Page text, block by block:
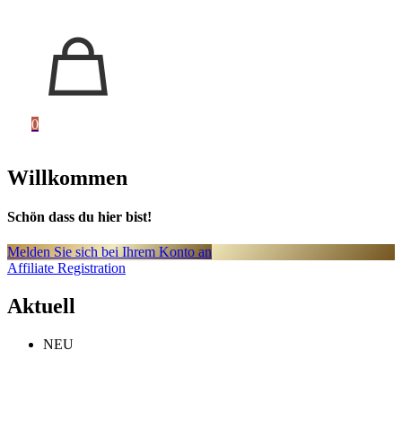
0
Willkommen
Schön dass du hier bist!
Melden Sie sich bei Ihrem Konto an
Affiliate Registration
Aktuell
NEU